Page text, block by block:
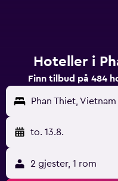
Hoteller i
Finn tilbud på 484
Phan Thiet, Vietnam
to. 13.8.
2 gjester, 1 rom